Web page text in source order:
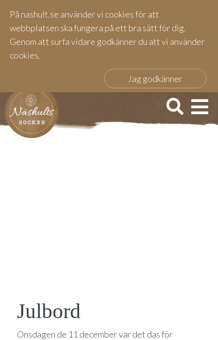
På nashult.se använder vi cookies för att
webbplatsen ska fungera på ett bra sätt för dig.
Genom att surfa vidare godkänner du att vi använder
cookies.
Jag godkänner
Julbord
Onsdagen de 11 december var det das för